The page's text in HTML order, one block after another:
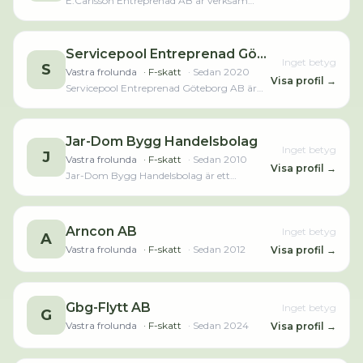
18 561 000,00 kr senaste räkenskapsåret
omsatte 134 000,00 kr senaste
S
Servicepool Entreprenad Göteborg AB
Vastra frolunda · F-skatt · Sedan 2020
Servicepool Entreprenad Göteborg AB är
Entreprenad Göteborg AB omsatte
(2025).
Inget betyg
Visa profil →
J
Jar-Dom Bygg Handelsbolag
Vastra frolunda · F-skatt · Sedan 2010
Jar-Dom Bygg Handelsbolag är ett
Inget betyg
Visa profil →
A Arncon AB
Vastra frolunda · F-skatt · Sedan 2012
Inget betyg
Visa profil →
G Gbg-Flytt AB
Vastra frolunda · F-skatt · Sedan 2024
Inget betyg
Visa profil →